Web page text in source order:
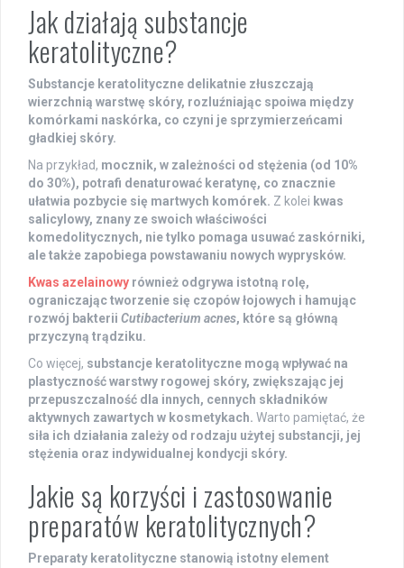
Jak działają substancje
keratolityczne?
Substancje keratolityczne delikatnie złuszczają
wierzchnią warstwę skóry, rozluźniając spoiwa między
komórkami naskórka, co czyni je sprzymierzeńcami
gładkiej skóry.
Na przykład, mocznik, w zależności od stężenia (od 10%
do 30%), potrafi denaturować keratynę, co znacznie
ułatwia pozbycie się martwych komórek. Z kolei kwas
salicylowy, znany ze swoich właściwości
komedolitycznych, nie tylko pomaga usuwać zaskórniki,
ale także zapobiega powstawaniu nowych wyprysków.
Kwas azelainowy również odgrywa istotną rolę,
ograniczając tworzenie się czopów łojowych i hamując
rozwój bakterii Cutibacterium acnes, które są główną
przyczyną trądziku.
Co więcej, substancje keratolityczne mogą wpływać na
plastyczność warstwy rogowej skóry, zwiększając jej
przepuszczalność dla innych, cennych składników
aktywnych zawartych w kosmetykach. Warto pamiętać, że
siła ich działania zależy od rodzaju użytej substancji, jej
stężenia oraz indywidualnej kondycji skóry.
Jakie są korzyści i zastosowanie
preparatów keratolitycznych?
Preparaty keratolityczne stanowią istotny element